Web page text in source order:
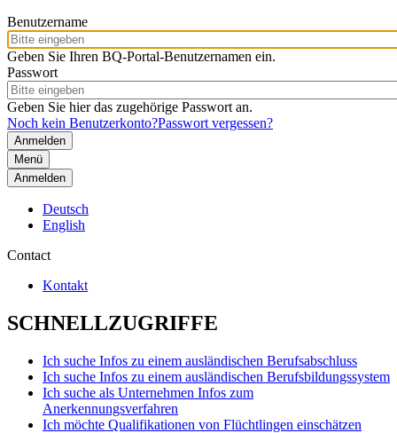
Benutzername
Geben Sie Ihren BQ-Portal-Benutzernamen ein.
Passwort
Geben Sie hier das zugehörige Passwort an.
Noch kein Benutzerkonto?Passwort vergessen?
Menü
Anmelden
Deutsch
English
Contact
Kontakt
SCHNELLZUGRIFFE
Ich suche Infos zu einem ausländischen Berufsabschluss
Ich suche Infos zu einem ausländischen Berufsbildungssystem
Ich suche als Unternehmen Infos zum
Anerkennungsverfahren
Ich möchte Qualifikationen von Flüchtlingen einschätzen